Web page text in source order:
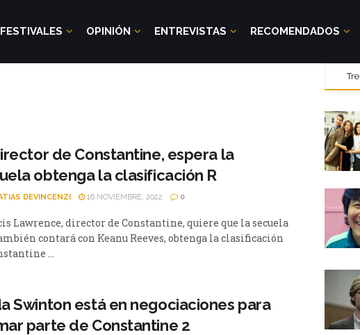
FESTIVALES OPINIÓN ENTREVISTAS RECOMENDADOS
de Constantine, espera la
obtenga la clasificación R
DEVINCENZI 16 NOVIEMBRE, 2022 0
Lawrence, director de Constantine, quiere que la secuela
contará con Keanu Reeves, obtenga la clasificación
...
Swinton está en negociaciones para
parte de Constantine 2